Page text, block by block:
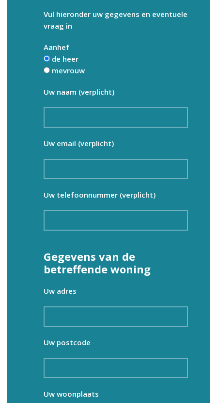
Vul hieronder uw gegevens en eventuele
vraag in
Aanhef
de heer
mevrouw
Uw naam (verplicht)
Uw email (verplicht)
Uw telefoonnummer (verplicht)
Gegevens van de
betreffende woning
Uw adres
Uw postcode
Uw woonplaats